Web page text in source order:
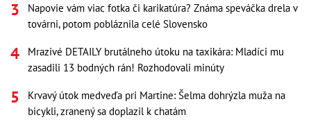
Napovie vám viac fotka či karikatúra? Známa speváčka drela v
továrni, potom pobláznila celé Slovensko
Mrazivé DETAILY brutálneho útoku na taxikára: Mladíci mu
zasadili 13 bodných rán! Rozhodovali minúty
Krvavý útok medveďa pri Martine: Šelma dohrýzla muža na
bicykli, zranený sa doplazil k chatám